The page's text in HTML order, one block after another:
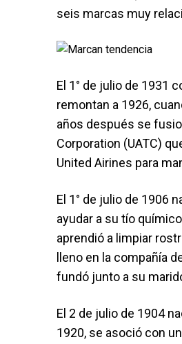
seis marcas muy
El 1° de julio de 1931
remontan a 1926,
años después se
Corporation (UATC)
United Airines para
El 1° de julio de 1906
ayudar a su tío
aprendió a limpiar
lleno en la compañía
fundó junto a su
El 2 de julio de 1904
1920, se asoció con